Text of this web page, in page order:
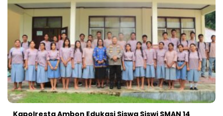
Kapolresta Ambon Edukasi Siswa Siswi SMAN 14